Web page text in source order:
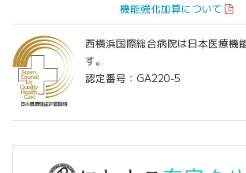
機能強化加算について
西横浜国際総合病院は日本医療機
す。
認定番号：GA220-5